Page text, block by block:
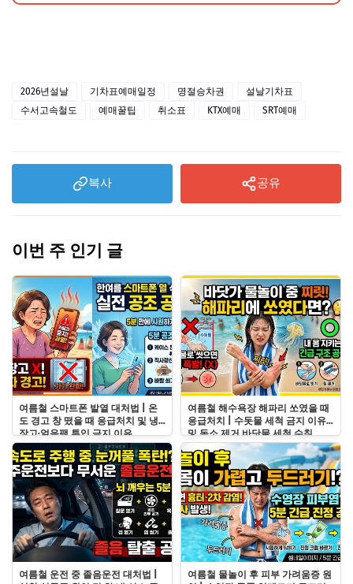
2026년설날 기차표예매일정 명절승차권
설날기차표
수서고속철도
예매꿀팁 취소표 KTX예매 SRT예매
복사 공유
이번 주 인기 글
여름철 스마트폰 발열 대처법 | 온
도 경고 창 떴을 때 응급처치 및 냉
장고·얼음팩 투입 금지 이유
여름철 해수욕장 해파리 쏘였을 때
응급처치 | 수돗물 세척 금지 이유
및 독소 제거 바닷물 세척 수칙
여름철 운전 중 졸음운전 대처법 |
여름철 물놀이 후 피부 가려움증 원